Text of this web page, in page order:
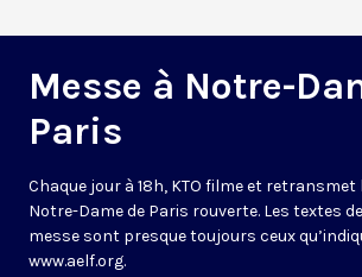
Messe à Notre-
Paris
Chaque jour à 18h, KTO filme et retransmet
Notre-Dame de Paris rouverte. Les textes
messe sont presque toujours ceux
www.aelf.org.